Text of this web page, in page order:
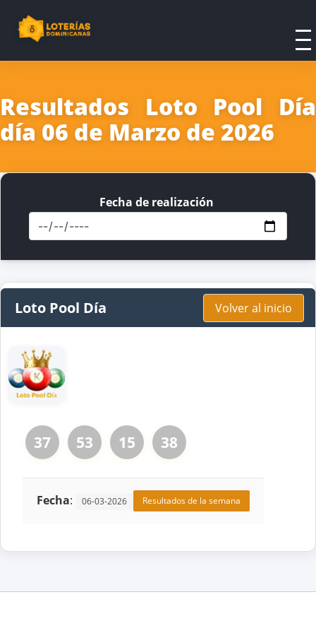
Resultados Loto Pool Día
día 06 de Marzo de 2026
Fecha de realización
Loto Pool Día Volver al inicio
37 53 15 38
Fecha: 06-03-2026 Resultados de la semana